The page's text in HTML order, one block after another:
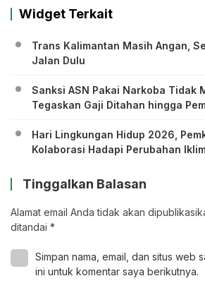
Widget Terkait
Trans Kalimantan Masih Angan,
Jalan Dulu
Sanksi ASN Pakai Narkoba Tidak
Tegaskan Gaji Ditahan hingga
Hari Lingkungan Hidup 2026,
Kolaborasi Hadapi Perubahan
Tinggalkan Balasan
Alamat email Anda tidak akan
ditandai *
Simpan nama, email, dan situs web
ini untuk komentar saya berikutnya.